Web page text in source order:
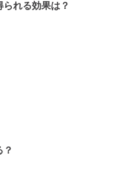
れる効果は？
？